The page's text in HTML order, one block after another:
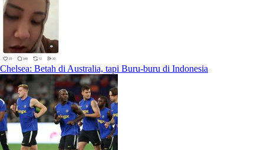
Chelsea: Betah di Australia, tapi Buru-buru di Indonesia